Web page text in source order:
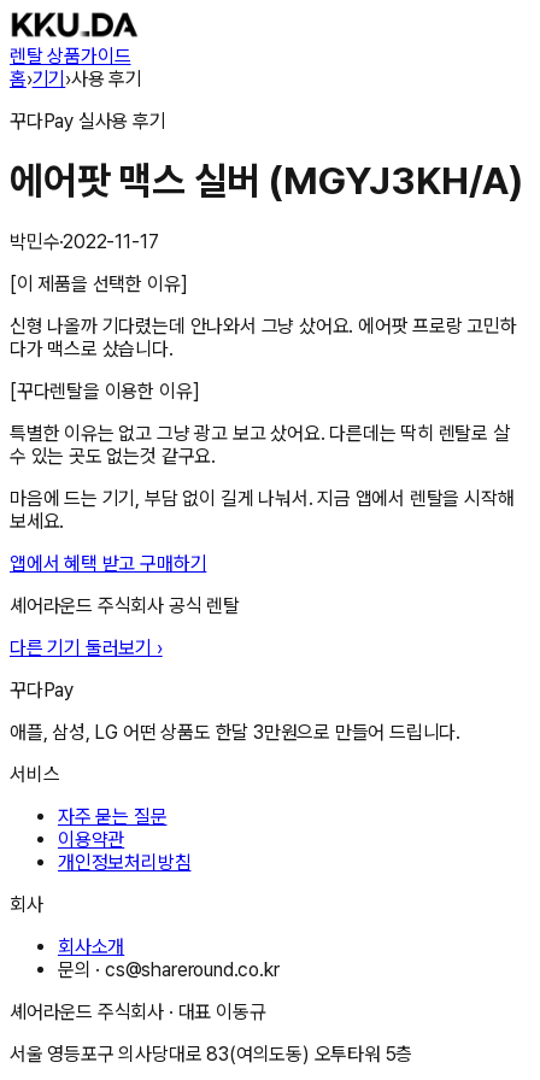
렌탈 상품가이드
홈›기기›사용 후기
꾸다Pay 실사용 후기
에어팟 맥스 실버 (MGYJ3KH/A)
박민수·2022-11-17
[이 제품을 선택한 이유]
신형 나올까 기다렸는데 안나와서 그냥 샀어요. 에어팟 프로랑 고민하
다가 맥스로 샀습니다.
[꾸다렌탈을 이용한 이유]
특별한 이유는 없고 그냥 광고 보고 샀어요. 다른데는 딱히 렌탈로 살
수 있는 곳도 없는것 같구요.
마음에 드는 기기, 부담 없이 길게 나눠서. 지금 앱에서 렌탈을 시작해
보세요.
앱에서 혜택 받고 구매하기
셰어라운드 주식회사 공식 렌탈
다른 기기 둘러보기 ›
꾸다Pay
애플, 삼성, LG 어떤 상품도 한달 3만원으로 만들어 드립니다.
서비스
자주 묻는 질문
이용약관
개인정보처리방침
회사
회사소개
문의 ·cs@shareround.co.kr
셰어라운드 주식회사 · 대표 이동규
서울 영등포구 의사당대로 83(여의도동) 오투타워 5층